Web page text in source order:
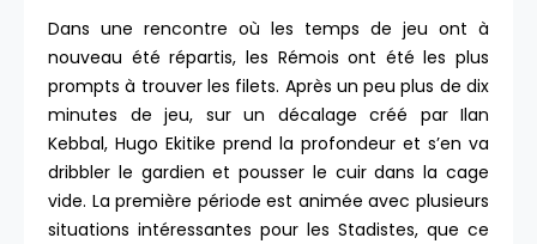
Dans une rencontre où les temps de jeu ont à
nouveau été répartis, les Rémois ont été les plus
prompts à trouver les filets. Après un peu plus de dix
minutes de jeu, sur un décalage créé par Ilan
Kebbal, Hugo Ekitike prend la profondeur et s’en va
dribbler le gardien et pousser le cuir dans la cage
vide. La première période est animée avec plusieurs
situations intéressantes pour les Stadistes, que ce